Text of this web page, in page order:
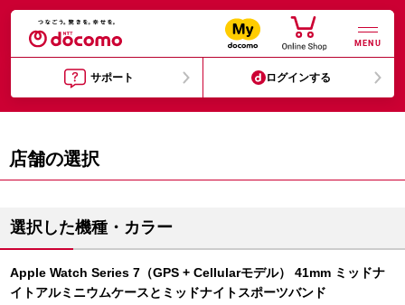
MENU
サポート ログインする
店舗の選択
選択した機種・カラー
Apple Watch Series 7（GPS + Cellularモデル） 41mm ミッドナ
イトアルミニウムケースとミッドナイトスポーツバンド